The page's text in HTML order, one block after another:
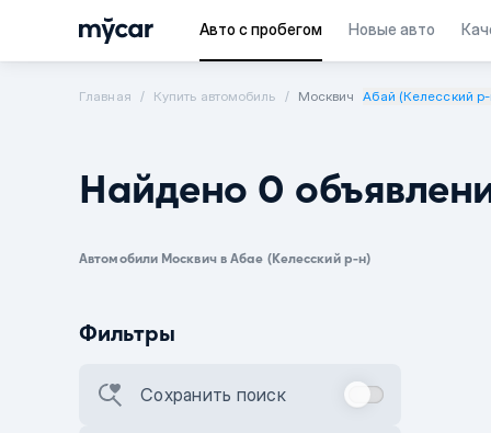
Авто с пробегом Новые авто
Главная Купить автомобиль Москвич Абай (Келесский р-
Найдено 0
Автомобили Москвич в Абае (Келесский р-н)
Фильтры
Сохранить поиск